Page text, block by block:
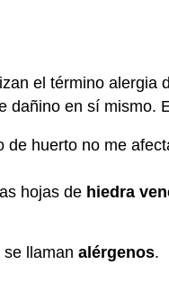
el término
dañino en sí mismo.
huerto no me
hojas de hiedra
llaman alérgenos.